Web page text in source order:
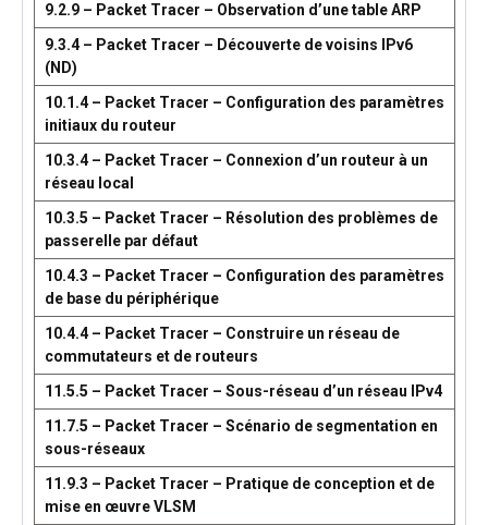
9.2.9 – Packet Tracer – Observation d’une table ARP
9.3.4 – Packet Tracer – Découverte de voisins IPv6
(ND)
10.1.4 – Packet Tracer – Configuration des paramètres
initiaux du routeur
10.3.4 – Packet Tracer – Connexion d’un routeur à un
réseau local
10.3.5 – Packet Tracer – Résolution des problèmes de
passerelle par défaut
10.4.3 – Packet Tracer – Configuration des paramètres
de base du périphérique
10.4.4 – Packet Tracer – Construire un réseau de
commutateurs et de routeurs
11.5.5 – Packet Tracer – Sous-réseau d’un réseau IPv4
11.7.5 – Packet Tracer – Scénario de segmentation en
sous-réseaux
11.9.3 – Packet Tracer – Pratique de conception et de
mise en œuvre VLSM